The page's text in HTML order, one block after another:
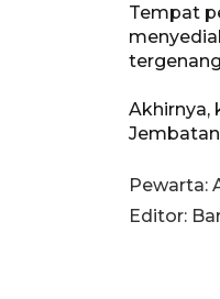
Tempat
Akhirnya,
Pewarta:
Editor: